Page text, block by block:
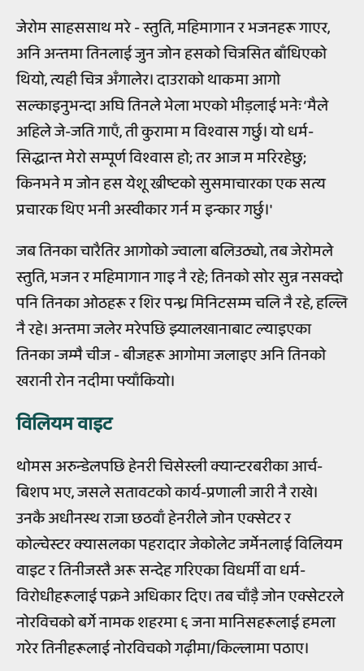
जेरोम साहससाथ मरे - स्तुति, महिमागान र भजनहरू गाएर,
अनि अन्तमा तिनलाई जुन जोन हसको चित्रसित बाँधिएको
थियो, त्यही चित्र अँगालेर। दाउराको थाकमा आगो
सल्काइनुभन्दा अघि तिनले भेला भएको भीड़लाई भनेः ‘मैले
अहिले जे-जति गाएँ, ती कुरामा म विश्वास गर्छु। यो धर्म-
सिद्धान्त मेरो सम्पूर्ण विश्वास हो; तर आज म मरिरहेछु;
किनभने म जोन हस येशू ख्रीष्टको सुसमाचारका एक सत्य
प्रचारक थिए भनी अस्वीकार गर्न म इन्कार गर्छु।'
जब तिनका चारैतिर आगोको ज्वाला बलिउठ्यो, तब जेरोमले
स्तुति, भजन र महिमागान गाइ नै रहे; तिनको सोर सुन्न नसक्दो
पनि तिनका ओठहरू र शिर पन्ध्र मिनिटसम्म चलि नै रहे, हल्लि
नै रहे। अन्तमा जलेर मरेपछि झ्यालखानाबाट ल्याइएका
तिनका जम्मै चीज - बीजहरू आगोमा जलाइए अनि तिनको
खरानी रोन नदीमा फ्याँकियो।
विलियम वाइट
थोमस अरुन्डेलपछि हेनरी चिसेस्ली क्यान्टरबरीका आर्च-
बिशप भए, जसले सतावटको कार्य-प्रणाली जारी नै राखे।
उनकै अधीनस्थ राजा छठवाँ हेनरीले जोन एक्सेटर र
कोल्चेस्टर क्यासलका पहरादार जेकोलेट जर्मेनलाई विलियम
वाइट र तिनीजस्तै अरू सन्देह गरिएका विधर्मी वा धर्म-
विरोधीहरूलाई पक्रने अधिकार दिए। तब चाँड़ै जोन एक्सेटरले
नोरविचको बर्गे नामक शहरमा ६ जना मानिसहरूलाई हमला
गरेर तिनीहरूलाई नोरविचको गढ़ीमा/किल्लामा पठाए।